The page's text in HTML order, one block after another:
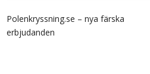
Polenkryssning.se – nya färska
erbjudanden